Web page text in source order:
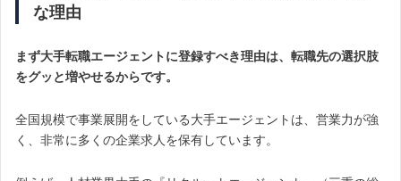
な理由
まず大手転職エージェントに登録すべき理由は、転職先の選択肢
をグッと増やせるからです。
全国規模で事業展開をしている大手エージェントは、営業力が強
く、非常に多くの企業求人を保有しています。